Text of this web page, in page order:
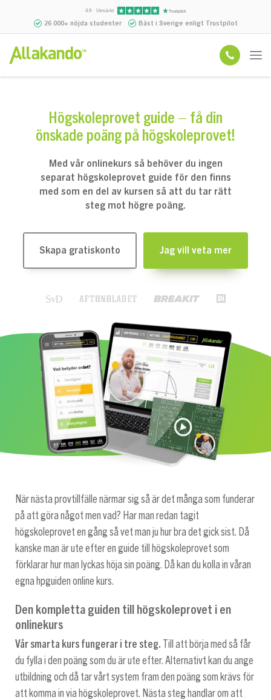
4.9 · Utmärkt
26 000+ nöjda studenter Bäst i Sverige enligt Trustpilot
Högskoleprovet guide – få din
önskade poäng på högskoleprovet!
Med vår onlinekurs så behöver du ingen
separat högskoleprovet guide för den finns
med som en del av kursen så att du tar rätt
steg mot högre poäng.
Skapa gratiskonto Jag vill veta mer
När nästa provtillfälle närmar sig så är det många som funderar
på att göra något men vad? Har man redan tagit
högskoleprovet en gång så vet man ju hur bra det gick sist. Då
kanske man är ute efter en guide till högskoleprovet som
förklarar hur man lyckas höja sin poäng. Då kan du kolla in våran
egna hpguiden online kurs.
Den kompletta guiden till högskoleprovet i en
onlinekurs
Vår smarta kurs fungerar i tre steg. Till att börja med så får
du fylla i den poäng som du är ute efter. Alternativt kan du ange
utbildning och då tar vårt system fram den poäng som krävs för
att komma in via högskoleprovet. Nästa steg handlar om att